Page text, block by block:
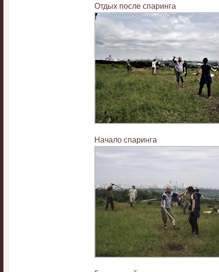
Отдых после спаринга
Начало спаринга